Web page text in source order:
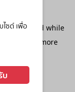
ไซต์ เพื่อ
บ
occurred while
for more